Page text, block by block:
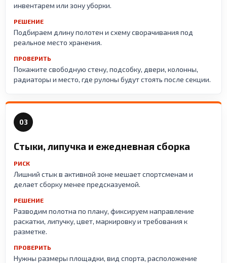
инвентарем или зону уборки.
РЕШЕНИЕ
Подбираем длину полотен и схему сворачивания под
реальное место хранения.
ПРОВЕРИТЬ
Покажите свободную стену, подсобку, двери, колонны,
радиаторы и место, где рулоны будут стоять после секции.
03
Стыки, липучка и ежедневная сборка
РИСК
Лишний стык в активной зоне мешает спортсменам и
делает сборку менее предсказуемой.
РЕШЕНИЕ
Разводим полотна по плану, фиксируем направление
раскатки, липучку, цвет, маркировку и требования к
разметке.
ПРОВЕРИТЬ
Нужны размеры площадки, вид спорта, расположение